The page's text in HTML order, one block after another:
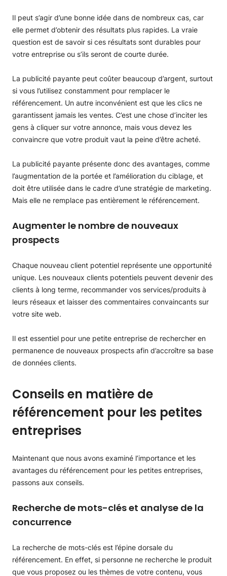
Il peut s’agir d’une bonne idée dans de nombreux cas, car
elle permet d’obtenir des résultats plus rapides. La vraie
question est de savoir si ces résultats sont durables pour
votre entreprise ou s’ils seront de courte durée.
La publicité payante peut coûter beaucoup d’argent, surtout
si vous l’utilisez constamment pour remplacer le
référencement. Un autre inconvénient est que les clics ne
garantissent jamais les ventes. C’est une chose d’inciter les
gens à cliquer sur votre annonce, mais vous devez les
convaincre que votre produit vaut la peine d’être acheté.
La publicité payante présente donc des avantages, comme
l’augmentation de la portée et l’amélioration du ciblage, et
doit être utilisée dans le cadre d’une stratégie de marketing.
Mais elle ne remplace pas entièrement le référencement.
Augmenter le nombre de nouveaux
prospects
Chaque nouveau client potentiel représente une opportunité
unique. Les nouveaux clients potentiels peuvent devenir des
clients à long terme, recommander vos services/produits à
leurs réseaux et laisser des commentaires convaincants sur
votre site web.
Il est essentiel pour une petite entreprise de rechercher en
permanence de nouveaux prospects afin d’accroître sa base
de données clients.
Conseils en matière de
référencement pour les petites
entreprises
Maintenant que nous avons examiné l’importance et les
avantages du référencement pour les petites entreprises,
passons aux conseils.
Recherche de mots-clés et analyse de la
concurrence
La recherche de mots-clés est l’épine dorsale du
référencement. En effet, si personne ne recherche le produit
que vous proposez ou les thèmes de votre contenu, vous